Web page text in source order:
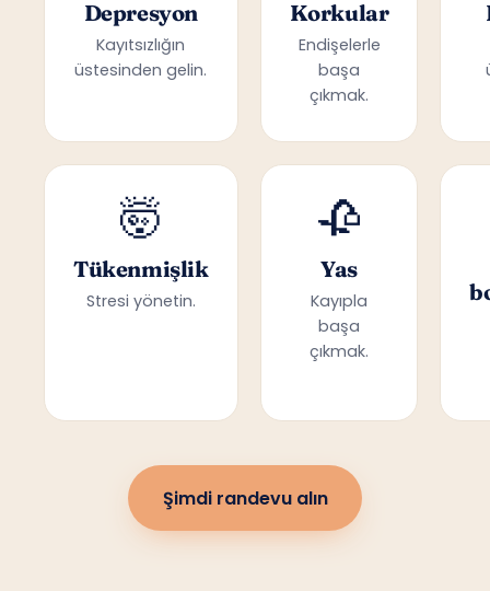
Depresyon
Kayıtsızlığın
üstesinden gelin.
Korkular
Endişelerle
başa
çıkmak.
🤯
Tükenmişlik
Stresi yönetin.
🥀
Yas
Kayıpla
başa
çıkmak.
Şimdi randevu alın